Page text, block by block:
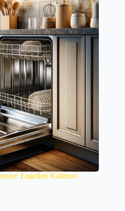
Engelleri Kaldırın!